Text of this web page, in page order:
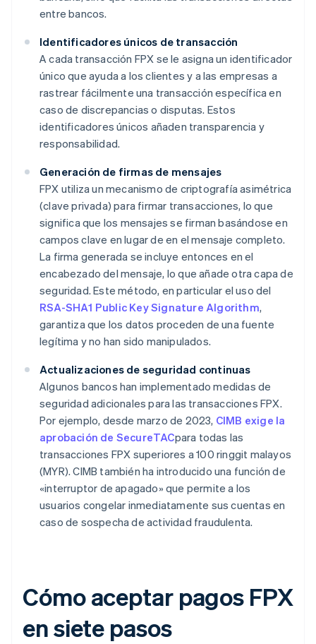
entre bancos.
Identificadores únicos de transacción
A cada transacción FPX se le asigna un identificador
único que ayuda a los clientes y a las empresas a
rastrear fácilmente una transacción específica en
caso de discrepancias o disputas. Estos
identificadores únicos añaden transparencia y
responsabilidad.
Generación de firmas de mensajes
FPX utiliza un mecanismo de criptografía asimétrica
(clave privada) para firmar transacciones, lo que
significa que los mensajes se firman basándose en
campos clave en lugar de en el mensaje completo.
La firma generada se incluye entonces en el
encabezado del mensaje, lo que añade otra capa de
seguridad. Este método, en particular el uso del
RSA-SHA1 Public Key Signature Algorithm,
garantiza que los datos proceden de una fuente
legítima y no han sido manipulados.
Actualizaciones de seguridad continuas
Algunos bancos han implementado medidas de
seguridad adicionales para las transacciones FPX.
Por ejemplo, desde marzo de 2023, CIMB exige la
aprobación de SecureTACpara todas las
transacciones FPX superiores a 100 ringgit malayos
(MYR). CIMB también ha introducido una función de
«interruptor de apagado» que permite a los
usuarios congelar inmediatamente sus cuentas en
caso de sospecha de actividad fraudulenta.
Cómo aceptar pagos FPX
en siete pasos